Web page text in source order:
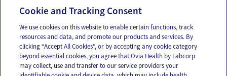
Email Text
Cookie and Tracking Consent
We use cookies on this website to enable certain functions, track
resources and data, and promote our products and services. By
clicking “Accept All Cookies”, or by accepting any cookie category
beyond essential cookies, you agree that Ovia Health by Labcorp
may collect, use and transfer to our service providers your